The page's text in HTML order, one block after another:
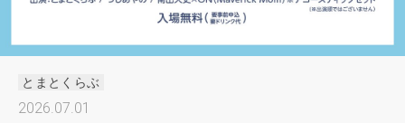
とまとくらぶ
2026.07.01